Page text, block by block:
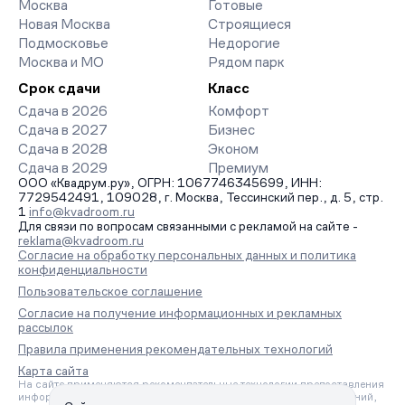
заявку на обратный звонок.
Москва
Новая Москва
Подмосковье
Москва и МО
Готовые
Строящиеся
Недорогие
Рядом парк
Срок сдачи
Сдача в 2026
Сдача в 2027
Сдача в 2028
Сдача в 2029
Класс
Комфорт
Бизнес
Эконом
Премиум
ООО «Квадрум.ру», ОГРН: 1067746345699, ИНН:
7729542491, 109028, г. Москва, Тессинский пер., д. 5, стр.
1 info@kvadroom.ru
Для связи по вопросам связанными с рекламой на сайте -
reklama@kvadroom.ru
Согласие на обработку персональных данных и политика
конфиденциальности
Пользовательское соглашение
Согласие на получение информационных и рекламных
рассылок
Правила применения рекомендательных технологий
Карта сайта
На сайте применяются рекомендательные технологии предоставления
информации на основе сбора, систематизации и анализа сведений,